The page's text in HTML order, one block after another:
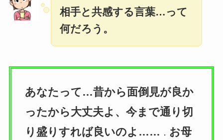
相手と共感する言葉…って
何だろう。
あなたって…昔から面倒見が良か
ったから大丈夫よ、今まで通り切
り盛りすれば良いのよ…… ． お母